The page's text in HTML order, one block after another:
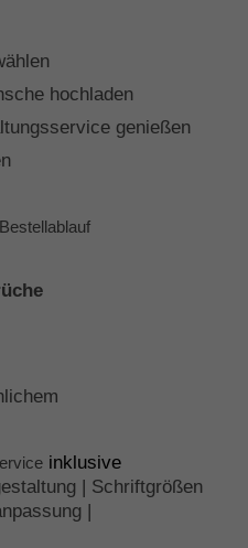
hochladen
genießen
Bestellablauf
inklusive
| Schriftgrößen
|